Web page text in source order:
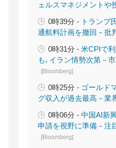
ェルスマネジメントや
0時39分 - トランプ
通航料計画を撤回－批
0時31分 -米CPIで
も､イラン情勢次第－
[Bloomberg]
0時25分 - ゴールド
グ収入が過去最高－業
0時06分 -中国AI新
申請を視野に準備－注
[Bloomberg]